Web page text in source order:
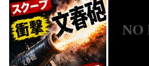
日の場合料金どうなるの